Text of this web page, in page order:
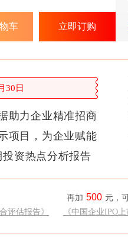
车 立即订购
30日
助力企业精准招商
项目，为企业赋能
资热点分析报告
评估报告》
再加 500 元，
《中国企业IPO